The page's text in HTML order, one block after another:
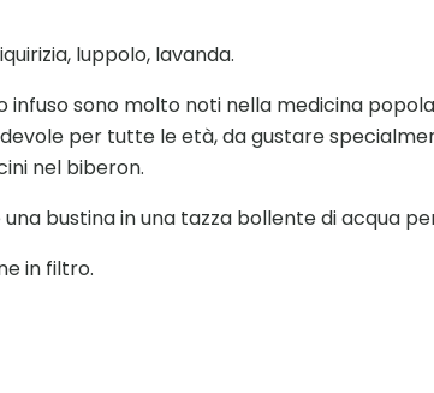
luppolo, lavanda.
infuso sono molto noti nella medicina
per tutte le età, da gustare
nel biberon.
una bustina in una tazza bollente di acqua
in filtro.